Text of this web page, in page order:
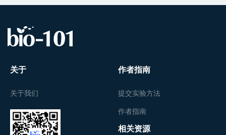
关于
关于我们
作者指南
提交实验方法
作者指南
相关资源